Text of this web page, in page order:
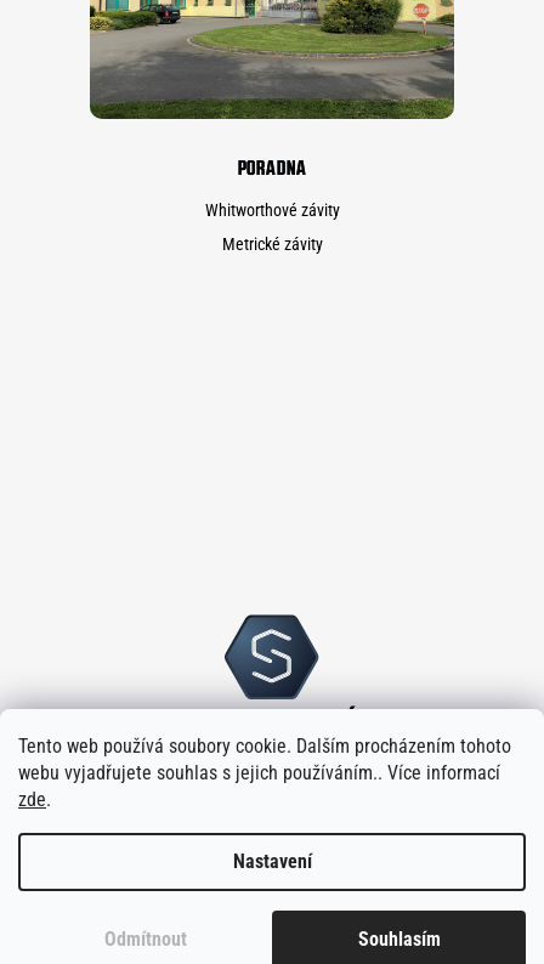
Tento web používá soubory cookie. Dalším procházením tohoto
webu vyjadřujete souhlas s jejich používáním.. Více informací
zde.
Nastavení
Odmítnout Souhlasím
PORADNA
Whitworthové závity
Metrické závity
Copyright 2026Sloupský s.r.o. . Všechna práva vyhrazena.